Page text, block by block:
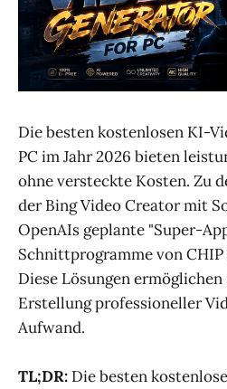
Die besten kostenlosen KI-
PC im Jahr 2026 bieten
ohne versteckte Kosten. Zu
der Bing Video Creator mit
OpenAIs geplante "Super-
Schnittprogramme von
Diese Lösungen
Erstellung professioneller
Aufwand.
TL;DR: Die besten